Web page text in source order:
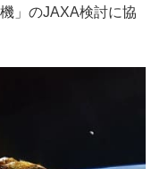
」のJAXA検討に協